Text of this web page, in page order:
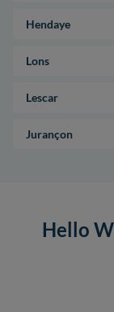
Hendaye
Lons
Lescar
Jurançon
Hello